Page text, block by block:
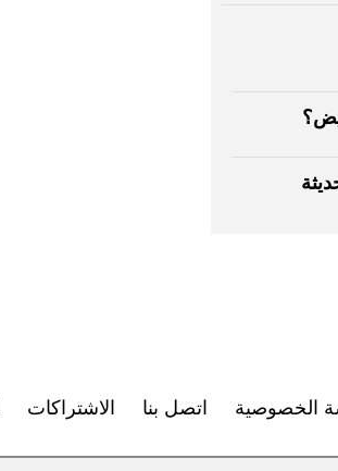
الخصوصية اتصل بنا الاشتراكات